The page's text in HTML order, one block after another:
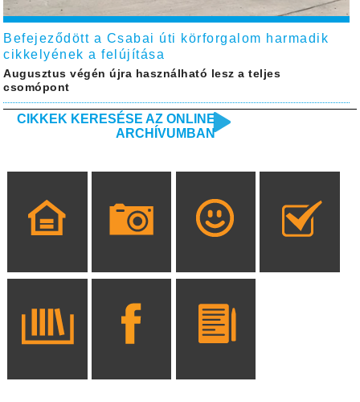
Befejeződött a Csabai úti körforgalom harmadik
cikkelyének a felújítása
Augusztus végén újra használható lesz a teljes
csomópont
CIKKEK KERESÉSE AZ ONLINE
ARCHÍVUMBAN